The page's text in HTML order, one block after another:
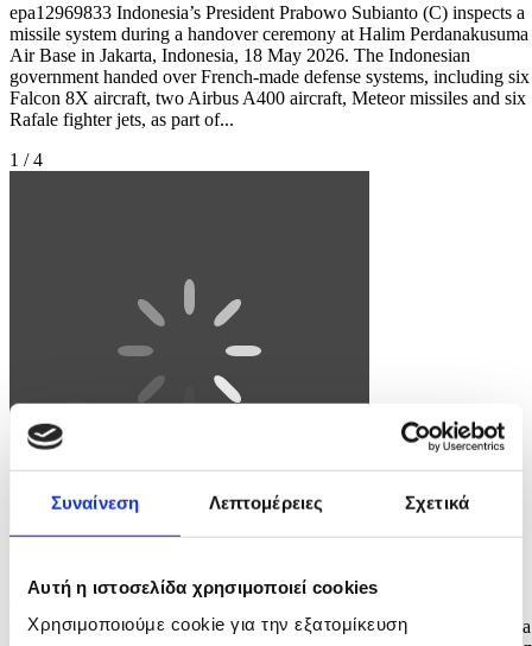
Συναίνεση Λεπτομέρειες Σχετικά
Αυτή η ιστοσελίδα χρησιμοποιεί cookies
Χρησιμοποιούμε cookie για την εξατομίκευση
epa12969833 Indonesia’s President Prabowo Subianto (C) inspects a
missile system during a handover ceremony at Halim Perdanakusuma
Air Base in Jakarta, Indonesia, 18 May 2026. The Indonesian
government handed over French‑made defense systems, including six
Falcon 8X aircraft, two Airbus A400 aircraft, Meteor missiles and six
Rafale fighter jets, as part of...
1 / 4
accompanied by Defense Minister Sjafrie Sjamsoeddin (R), inspects a